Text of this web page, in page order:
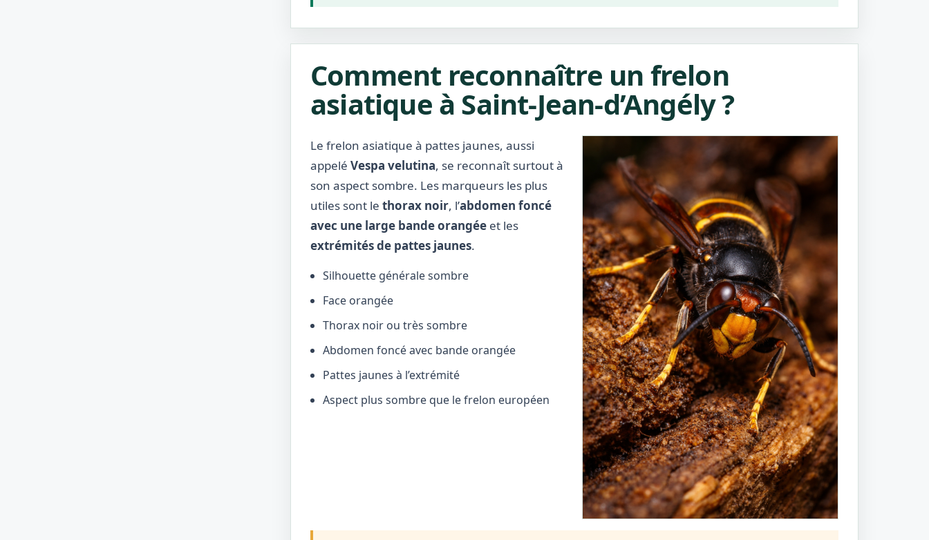
Comment reconnaître un frelon
asiatique à Saint-Jean-d’Angély ?
Le frelon asiatique à pattes jaunes, aussi
appelé Vespa velutina, se reconnaît surtout à
son aspect sombre. Les marqueurs les plus
utiles sont le thorax noir, l’abdomen foncé
avec une large bande orangée et les
extrémités de pattes jaunes.
Silhouette générale sombre
Face orangée
Thorax noir ou très sombre
Abdomen foncé avec bande orangée
Pattes jaunes à l’extrémité
Aspect plus sombre que le frelon européen